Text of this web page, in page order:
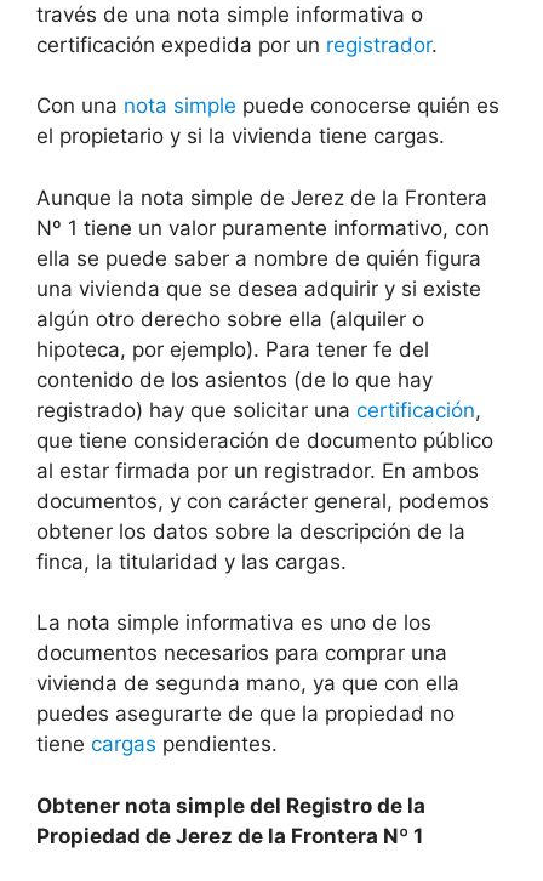
través de una nota simple informativa o
certificación expedida por un registrador.
Con una nota simple puede conocerse quién es
el propietario y si la vivienda tiene cargas.
Aunque la nota simple de Jerez de la Frontera
Nº 1 tiene un valor puramente informativo, con
ella se puede saber a nombre de quién figura
una vivienda que se desea adquirir y si existe
algún otro derecho sobre ella (alquiler o
hipoteca, por ejemplo). Para tener fe del
contenido de los asientos (de lo que hay
registrado) hay que solicitar una certificación,
que tiene consideración de documento público
al estar firmada por un registrador. En ambos
documentos, y con carácter general, podemos
obtener los datos sobre la descripción de la
finca, la titularidad y las cargas.
La nota simple informativa es uno de los
documentos necesarios para comprar una
vivienda de segunda mano, ya que con ella
puedes asegurarte de que la propiedad no
tiene cargas pendientes.
Obtener nota simple del Registro de la
Propiedad de Jerez de la Frontera Nº 1